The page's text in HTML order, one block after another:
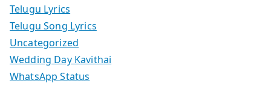
Telugu Lyrics
Telugu Song Lyrics
Uncategorized
Wedding Day Kavithai
WhatsApp Status